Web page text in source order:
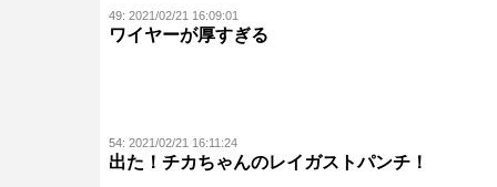
49: 2021/02/21 16:09:01
ワイヤーが厚すぎる
54: 2021/02/21 16:11:24
出た！チカちゃんのレイガストパンチ！